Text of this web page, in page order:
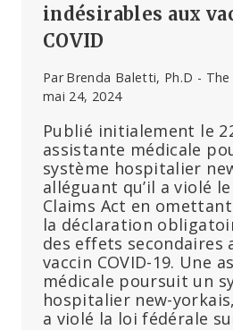
indésirables aux
COVID
Par Brenda Baletti, Ph.D -
mai 24, 2024
Publié initialement le
assistante médicale
système hospitalier
alléguant qu’il a violé
Claims Act en
la déclaration
des effets secondaires
vaccin COVID-19. Une
médicale poursuit un
hospitalier new-
a violé la loi fédérale